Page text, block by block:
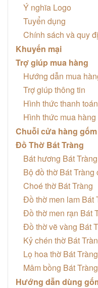
Ý nghĩa Logo
Tuyển dụng
Chính sách và quy
Khuyến mại
Trợ giúp mua hàng
Hướng dẫn mua
Trợ giúp thông tin
Hình thức thanh toán
Hình thức mua hàng
Chuỗi cửa hàng gốm
Đồ Thờ Bát Tràng
Bát hương Bát Tràng
Bộ đồ thờ Bát Tràng
Choé thờ Bát Tràng
Đồ thờ men lam Bát
Đồ thờ men rạn Bát
Đồ thờ vẽ vàng Bát
Kỷ chén thờ Bát
Lọ hoa thờ Bát Tràng
Mâm bồng Bát
Hướng dẫn dùng